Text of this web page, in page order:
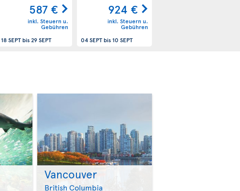
587 €
inkl. Steuern u.
Gebühren
18 SEPTbis29 SEPT
924 €
inkl. Steuern u.
Gebühren
04 SEPTbis10 SEPT
>
Vancouver
British Columbia